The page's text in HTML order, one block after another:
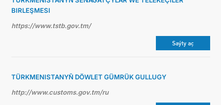
BIRLEŞMESI
https://www.tstb.gov.tm/
Saýty aç
TÜRKMENISTANYŇ DÖWLET GÜMRÜK GULLUGY
http://www.customs.gov.tm/ru